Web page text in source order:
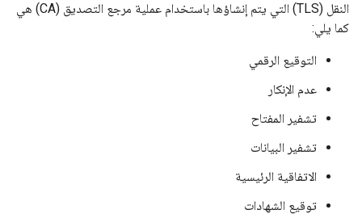
النقل (TLS) التي يتم إنشاؤها باستخدام عملية مرجع التصديق (CA) هي
كما يلي:
التوقيع الرقمي
عدم الإنكار
تشفير المفتاح
تشفير البيانات
الاتفاقية الرئيسية
توقيع الشهادات